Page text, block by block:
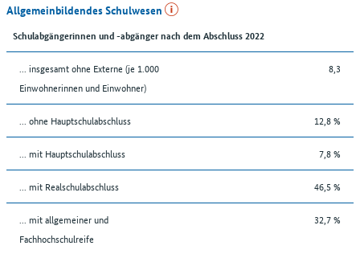
Allgemeinbildendes Schulwesen
Schulabgängerinnen und -abgänger nach dem Abschluss 2022
... insgesamt ohne Externe (je 1.000
Einwohnerinnen und Einwohner)
8,3
... ohne Hauptschulabschluss 12,8 %
... mit Hauptschulabschluss 7,8 %
... mit Realschulabschluss 46,5 %
... mit allgemeiner und
Fachhochschulreife
32,7 %